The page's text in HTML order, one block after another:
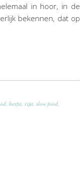
in hoor, in de
bekennen, dat op
herfst rijst slow food